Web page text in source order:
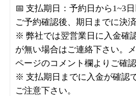
📅 支払期日：予約日から1~3
ご予約確認後、期日までに決
※ 弊社では翌営業日に入金確
が無い場合はご連絡下さい。
ページのコメント欄よりご確
※ 支払期日までに入金が確認
ご注意下さい。